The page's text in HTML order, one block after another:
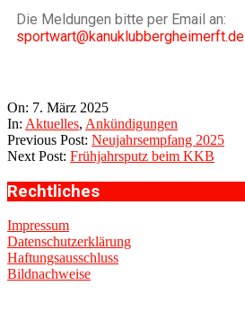
Die Meldungen bitte per Email an:
sportwart@kanuklubbergheimerft.de
On: 7. März 2025
In: Aktuelles, Ankündigungen
Previous Post: Neujahrsempfang 2025
Next Post: Frühjahrsputz beim KKB
Rechtliches
Impressum
Datenschutzerklärung
Haftungsausschluss
Bildnachweise